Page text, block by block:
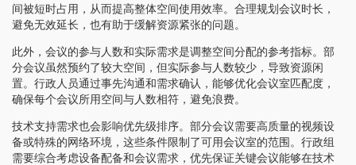
间被短时占用，从而提高整体空间使用效率。合理规划会议时长，
避免无效延长，也有助于缓解资源紧张的问题。
此外，会议的参与人数和实际需求是调整空间分配的参考指标。部
分会议虽然预约了较大空间，但实际参与人数较少，导致资源闲
置。行政人员通过事先沟通和需求确认，能够优化会议室匹配度，
确保每个会议所用空间与人数相符，避免浪费。
技术支持需求也会影响优先级排序。部分会议需要高质量的视频设
备或特殊的网络环境，这些条件限制了可用会议室的范围。行政组
需要综合考虑设备配备和会议需求，优先保证关键会议能够在技术